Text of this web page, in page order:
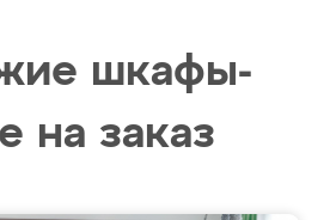
шкафы-
на заказ